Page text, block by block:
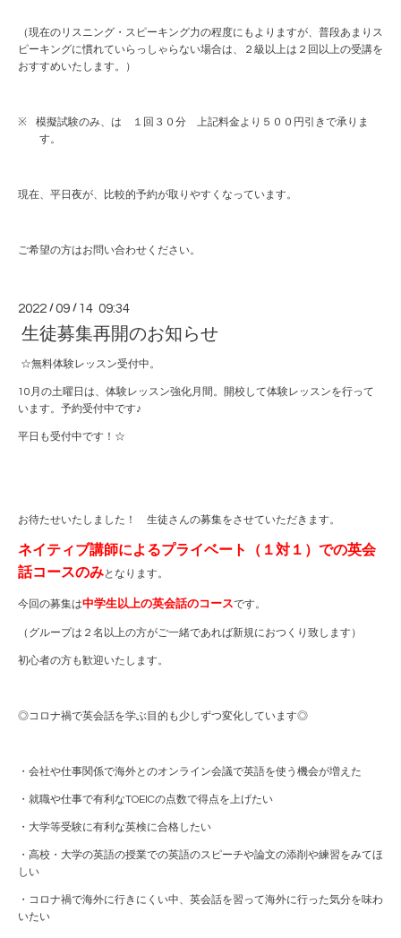
（現在のリスニング・スピーキング力の程度にもよりますが、普段あまりス
ピーキングに慣れていらっしゃらない場合は、２級以上は２回以上の受講を
おすすめいたします。）
※
模擬試験のみ、は １回３０分 上記料金より５００円引きで承りま
す。
現在、平日夜が、比較的予約が取りやすくなっています。
ご希望の方はお問い合わせ ください。
2022 /09 / 14 09:34
生徒募集再開のお知らせ
☆無料体験レッスン受付中。
10月の土曜日は、体験レッスン強化月間。開校して体験レッスンを行って
います。予約受付中です♪
平日も受付中です！☆
お待たせいたしました！ 生徒さんの募集をさせていただきます。
ネイティブ講師によるプライベート（１対１）での英会
話コースのみとなります。
今回の募集は中学生以上の英会話のコースです。
（グループは２名以上の方がご一緒であれば新規におつくり致します）
初心者の方も歓迎いたします。
◎コロナ禍で英会話を学ぶ目的も少しずつ変化しています◎
・会社や仕事関係で海外とのオンライン会議で英語を使う機会が増えた
・就職や仕事で有利なTOEICの点数で得点を上げたい
・大学等受験に有利な英検に合格したい
・高校・大学の英語の授業での英語のスピーチや論文の添削や練習をみてほ
しい
・コロナ禍で海外に行きにくい中、英会話を習って海外に行った気分を味わ
いたい